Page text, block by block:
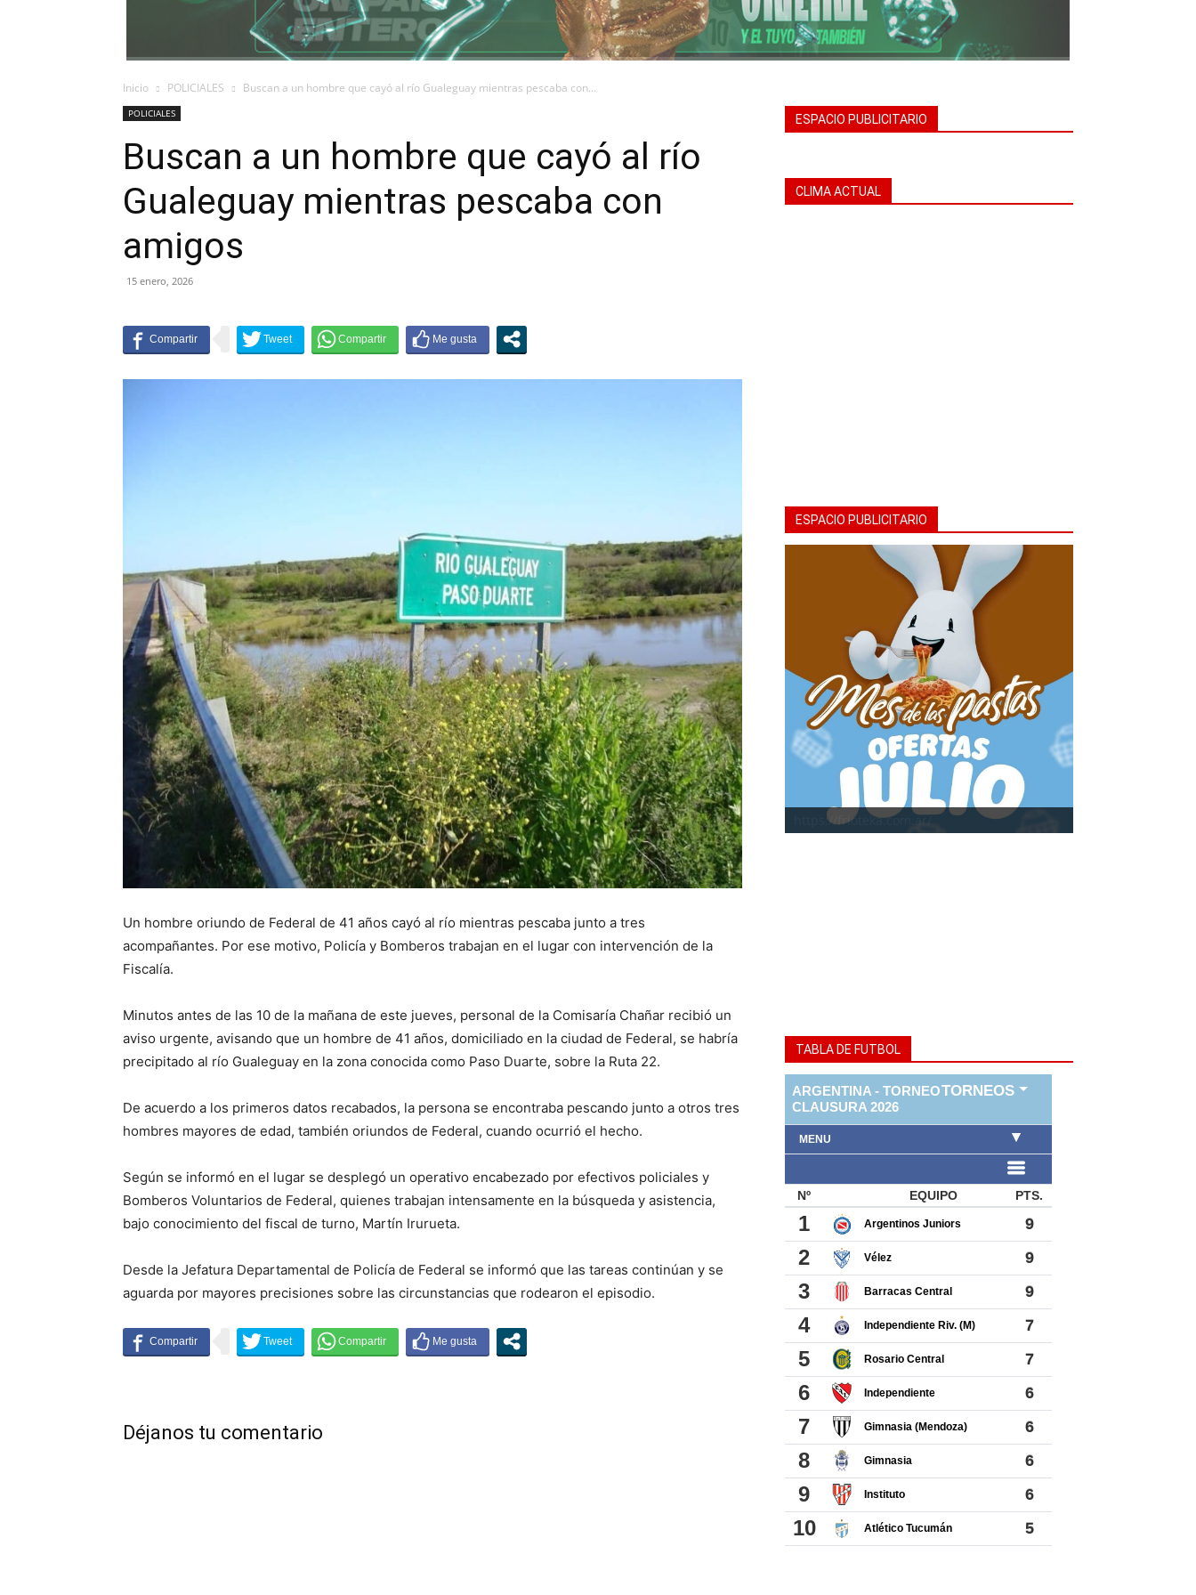
Inicio POLICIALES Buscan a un hombre que cayó al río Gualeguay mientras pescaba con...
POLICIALES
Buscan a un hombre que cayó al río
Gualeguay mientras pescaba con
amigos
15 enero, 2026
Un hombre oriundo de Federal de 41 años cayó al río mientras pescaba junto a tres
acompañantes. Por ese motivo, Policía y Bomberos trabajan en el lugar con intervención de la
Fiscalía.
Minutos antes de las 10 de la mañana de este jueves, personal de la Comisaría Chañar recibió un
aviso urgente, avisando que un hombre de 41 años, domiciliado en la ciudad de Federal, se habría
precipitado al río Gualeguay en la zona conocida como Paso Duarte, sobre la Ruta 22.
De acuerdo a los primeros datos recabados, la persona se encontraba pescando junto a otros tres
hombres mayores de edad, también oriundos de Federal, cuando ocurrió el hecho.
Según se informó en el lugar se desplegó un operativo encabezado por efectivos policiales y
Bomberos Voluntarios de Federal, quienes trabajan intensamente en la búsqueda y asistencia,
bajo conocimiento del fiscal de turno, Martín Irurueta.
Desde la Jefatura Departamental de Policía de Federal se informó que las tareas continúan y se
aguarda por mayores precisiones sobre las circunstancias que rodearon el episodio.
Déjanos tu comentario
ESPACIO PUBLICITARIO
CLIMA ACTUAL
ESPACIO PUBLICITARIO
https://frioteka.com.ar/
TABLA DE FUTBOL